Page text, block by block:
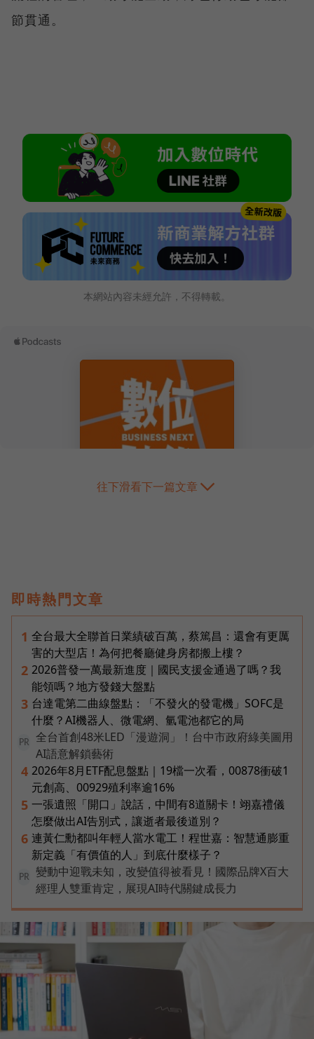
節貫通。
本網站內容未經允許，不得轉載。
往下滑看下一篇文章
即時熱門文章
1 全台最大全聯首日業績破百萬，蔡篤昌：還會有更厲
害的大型店！為何把餐廳健身房都搬上樓？
2 2026普發一萬最新進度｜國民支援金通過了嗎？我
能領嗎？地方發錢大盤點
3 台達電第二曲線盤點：「不發火的發電機」SOFC是
什麼？AI機器人、微電網、氫電池都它的局
PR
全台首創48米LED「漫遊洞」！台中市政府綠美圖用
AI語意解鎖藝術
4 2026年8月ETF配息盤點｜19檔一次看，00878衝破1
元創高、00929殖利率逾16%
5 一張遺照「開口」說話，中間有8道關卡！翊嘉禮儀
怎麼做出AI告別式，讓逝者最後道別？
6 連黃仁勳都叫年輕人當水電工！程世嘉：智慧通膨重
新定義「有價值的人」到底什麼樣子？
PR
變動中迎戰未知，改變值得被看見！國際品牌X百大
經理人雙重肯定，展現AI時代關鍵成長力